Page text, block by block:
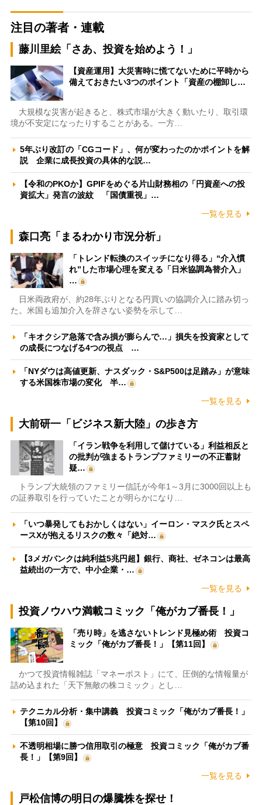
注目の著者・連載
藤川里絵「さあ、投資を始めよう！」
【資産運用】大災害時に慌てないために平時から
備えておきたい3つのポイント「資産の棚卸し…
大規模な災害が起きると、株式市場が大きく動いたり、取引環
境が不安定になったりすることがある。一方…
5年ぶり改訂の「CGコード」、何が変わったのかポイントを解
説 企業に成長投資の具体的な説…
【令和のPKOか】GPIFをめぐる片山財務相の「円資産への投
資拡大」発言の波紋 「国債重視」…
一覧を見る
森口亮「まるわかり市況分析」
「トレンド転換のスイッチになり得る」“介入慣
れ”した市場心理を変える「日米協調為替介入」
…
日米両政府が、約28年ぶりとなる円買いの協調介入に踏み切っ
た。米国も追加介入を辞さない姿勢を示して…
「キオクシア急落で含み損が膨らんで…」損失を投資家として
の成長につなげる4つの視点 …
「NYダウは高値更新、ナスダック・S&P500は足踏み」が意味
する米国株市場の変化 半…
一覧を見る
大前研一「ビジネス新大陸」の歩き方
「イラン戦争を利用して儲けている」利益相反と
の批判が強まるトランプファミリーの不正蓄財
疑…
トランプ大統領のファミリー信託が今年1～3月に3000回以上も
の証券取引を行っていたことが明らかになり…
「いつ暴発してもおかしくはない」イーロン・マスク氏とスペ
ースXが抱えるリスクの数々「絶対…
【3メガバンクは純利益5兆円超】銀行、商社、ゼネコンは最高
益続出の一方で、中小企業・…
一覧を見る
投資ノウハウ満載コミック「俺がカブ番長！」
「売り時」を逃さないトレンド見極め術 投資コ
ミック「俺がカブ番長！」【第11回】
かつて投資情報雑誌「マネーポスト」にて、圧倒的な情報量が
詰め込まれた「天下無敵の株コミック」とし…
テクニカル分析・集中講義 投資コミック「俺がカブ番長！」
【第10回】
不透明相場に勝つ信用取引の極意 投資コミック「俺がカブ番
長！」【第9回】
一覧を見る
戸松信博の明日の爆騰株を探せ！